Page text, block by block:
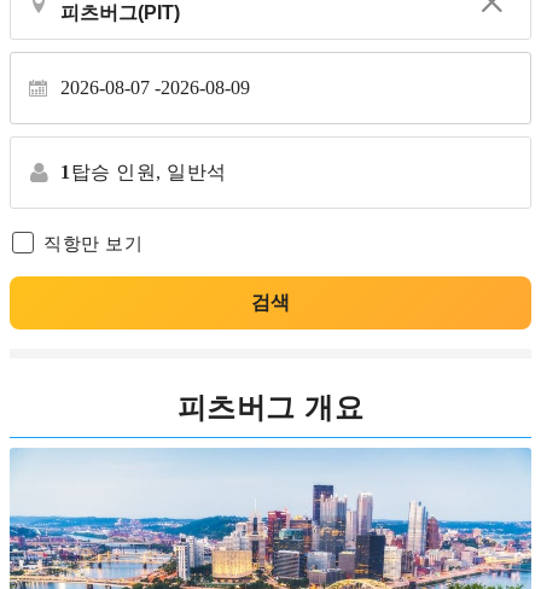
2026-08-07 2026-08-09
1 탑승 인원, 일반석
직항만 보기
검색
피츠버그 개요